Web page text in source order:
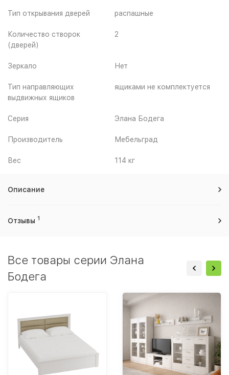
Тип открывания дверей распашные
Количество створок
(дверей)
2
Зеркало Нет
Тип направляющих
выдвижных ящиков
ящиками не комплектуется
Серия Элана Бодега
Производитель Мебельград
Вес 114 кг
Описание
Отзывы 1
Все товары серии Элана
Бодега